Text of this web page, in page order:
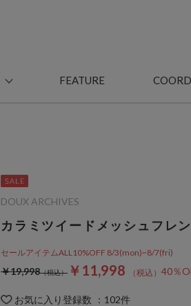
FEATURE
カラミツイードメッシュフレ
セールアイテムALL10%OFF 8/3(mon)~8/7(fri)
￥11,998 40％
￥19,998
お気に入り登録数 ： 102件
DOUX ARCHIVES